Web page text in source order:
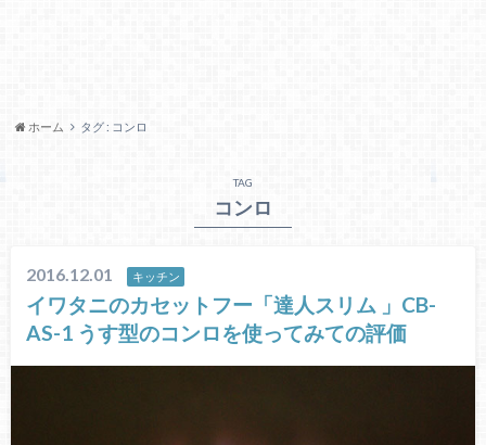
ホーム タグ : コンロ
TAG
コンロ
2016.12.01 キッチン
イワタニのカセットフー「達人スリム 」CB-
AS-1 うす型のコンロを使ってみての評価